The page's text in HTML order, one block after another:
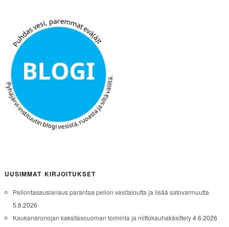
UUSIMMAT KIRJOITUKSET
Pellontasauslanaus parantaa pellon vesitaloutta ja lisää satovarmuutta
5.6.2026
Kaukanaronojan kaksitasouoman toiminta ja niittokauhakäsittely4.6.2026